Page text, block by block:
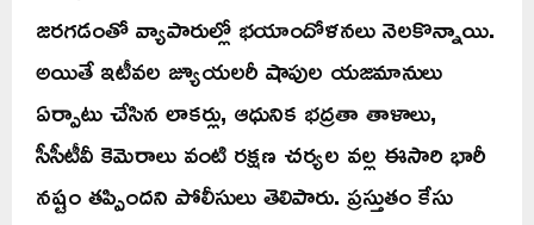
జరగడంతో వ్యాపారుల్లో భయాందోళనలు నెలకొన్నాయి.
అయితే ఇటీవల జ్యూయలరీ షాపుల యజమానులు
ఏర్పాటు చేసిన లాకర్లు, ఆధునిక భద్రతా తాళాలు,
సీసీటీవీ కెమెరాలు వంటి రక్షణ చర్యల వల్ల ఈసారి భారీ
నష్టం తప్పిందని పోలీసులు తెలిపారు. ప్రస్తుతం కేసు